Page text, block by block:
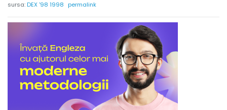
sursa:DEX '98 1998 permalink